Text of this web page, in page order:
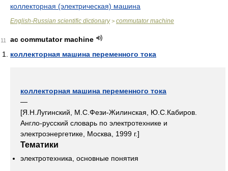
коллекторная (электрическая) машина
English-Russian scientific dictionary> commutator machine
11
ac commutator machine
коллекторная машина переменного тока
коллекторная машина переменного тока
—
[Я.Н.Лугинский, М.С.Фези-Жилинская, Ю.С.Кабиров.
Англо-русский словарь по электротехнике и
электроэнергетике, Москва, 1999 г.]
Тематики
электротехника, основные понятия